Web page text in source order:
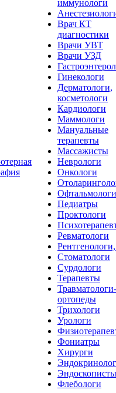
иммунологи
Врач КТ
диагностики
Врачи УВТ
Врачи УЗД
Гинекологи
Дерматологи,
косметологи
Кардиологи
Маммологи
Мануальные
терапевты
Массажисты
Неврологи
Онкологи
Офтальмологи
Педиатры
Проктологи
Ревматологи
Стоматологи
Сурдологи
Терапевты
Травматологи-
ортопеды
Трихологи
Урологи
Фониатры
Хирурги
Эндоскописты
Флебологи